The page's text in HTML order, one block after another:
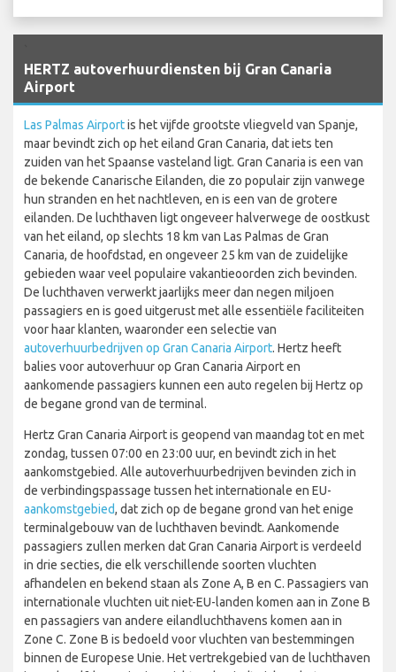
HERTZ autoverhuurdiensten bij Gran Canaria
Airport
Las Palmas Airportis het vijfde grootste vliegveld van Spanje,
maar bevindt zich op het eiland Gran Canaria, dat iets ten
zuiden van het Spaanse vasteland ligt. Gran Canaria is een van
de bekende Canarische Eilanden, die zo populair zijn vanwege
hun stranden en het nachtleven, en is een van de grotere
eilanden. De luchthaven ligt ongeveer halverwege de oostkust
van het eiland, op slechts 18 km van Las Palmas de Gran
Canaria, de hoofdstad, en ongeveer 25 km van de zuidelijke
gebieden waar veel populaire vakantieoorden zich bevinden.
De luchthaven verwerkt jaarlijks meer dan negen miljoen
passagiers en is goed uitgerust met alle essentiële faciliteiten
voor haar klanten, waaronder een selectie van
autoverhuurbedrijven op Gran Canaria Airport. Hertz heeft
balies voor autoverhuur op Gran Canaria Airport en
aankomende passagiers kunnen een auto regelen bij Hertz op
de begane grond van de terminal.
Hertz Gran Canaria Airport is geopend van maandag tot en met
zondag, tussen 07:00 en 23:00 uur, en bevindt zich in het
aankomstgebied. Alle autoverhuurbedrijven bevinden zich in
de verbindingspassage tussen het internationale en EU-
aankomstgebied, dat zich op de begane grond van het enige
terminalgebouw van de luchthaven bevindt. Aankomende
passagiers zullen merken dat Gran Canaria Airport is verdeeld
in drie secties, die elk verschillende soorten vluchten
afhandelen en bekend staan als Zone A, B en C. Passagiers van
internationale vluchten uit niet-EU-landen komen aan in Zone B
en passagiers van andere eilandluchthavens komen aan in
Zone C. Zone B is bedoeld voor vluchten van bestemmingen
binnen de Europese Unie. Het vertrekgebied van de luchthaven